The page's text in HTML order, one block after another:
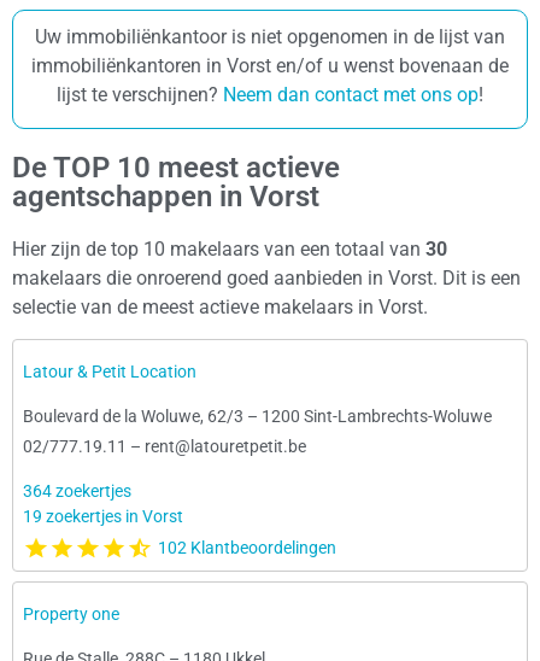
Uw immobiliënkantoor is niet opgenomen in de lijst van
immobiliënkantoren in Vorst en/of u wenst bovenaan de
lijst te verschijnen? Neem dan contact met ons op!
De TOP 10 meest actieve
agentschappen in Vorst
Hier zijn de top 10 makelaars van een totaal van 30
makelaars die onroerend goed aanbieden in Vorst. Dit is een
selectie van de meest actieve makelaars in Vorst.
Latour & Petit Location
Boulevard de la Woluwe, 62/3 – 1200 Sint-Lambrechts-Woluwe
02/777.19.11 – rent@latouretpetit.be
364 zoekertjes
19 zoekertjes in Vorst
102 Klantbeoordelingen
Property one